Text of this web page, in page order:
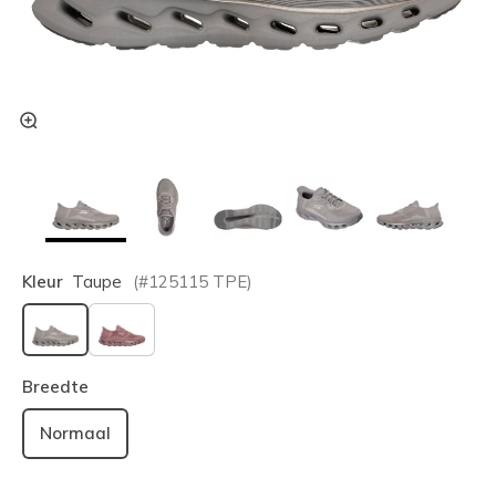
Kleur Taupe (#125115 TPE)
geselecteerd
Breedte
Normaal